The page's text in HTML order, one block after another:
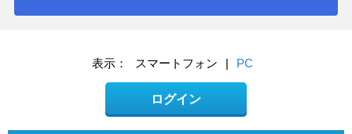
表示： スマートフォン | PC
ログイン